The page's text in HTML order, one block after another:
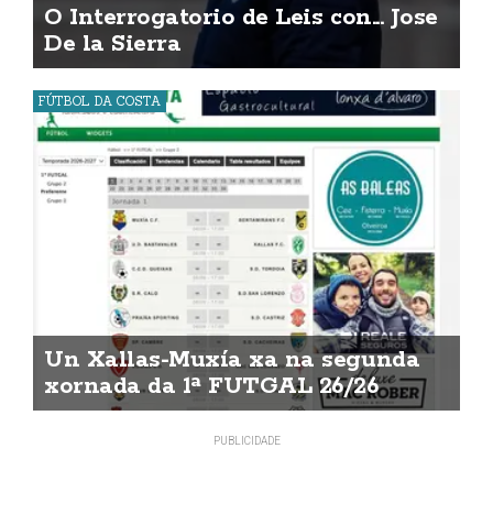
O Interrogatorio de Leis con... Jose
De la Sierra
FÚTBOL DA COSTA
Un Xallas-Muxía xa na segunda
xornada da 1ª FUTGAL 26/26